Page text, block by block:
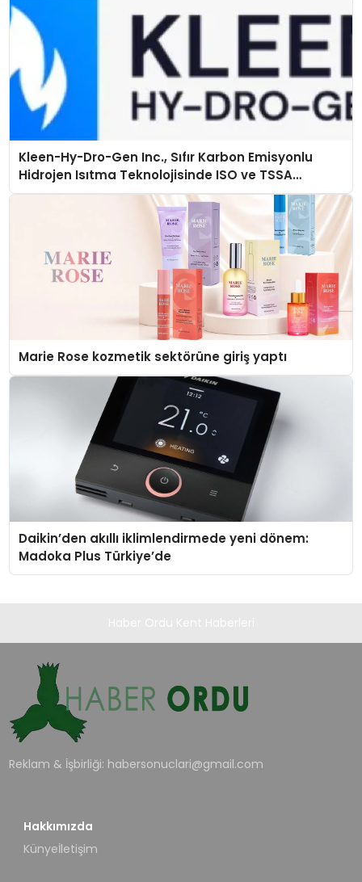
Kleen-Hy-Dro-Gen Inc., Sıfır Karbon Emisyonlu
Hidrojen Isıtma Teknolojisinde ISO ve TSSA
Düzenleyici Onaylarını Aldı
Marie Rose kozmetik sektörüne giriş yaptı
Daikin’den akıllı iklimlendirmede yeni dönem:
Madoka Plus Türkiye’de
Reklam & İşbirliği: habersonuclari@gmail.com
Hakkımızda
Künyeİletişim